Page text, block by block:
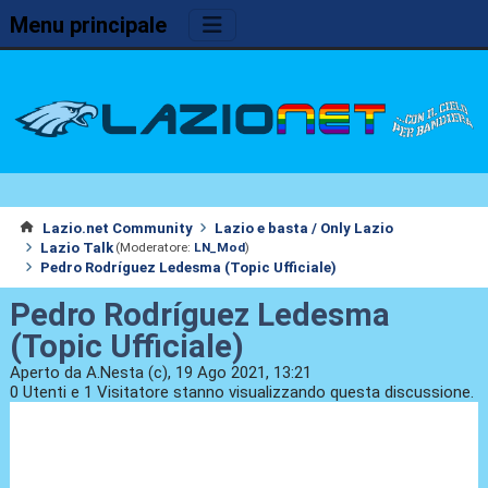
Menu principale
Lazio.net Community
Lazio e basta / Only Lazio
Lazio Talk (Moderatore: LN_Mod)
Pedro Rodríguez Ledesma (Topic Ufficiale)
Pedro Rodríguez Ledesma
(Topic Ufficiale)
Aperto da A.Nesta (c), 19 Ago 2021, 13:21
0 Utenti e 1 Visitatore stanno visualizzando questa discussione.